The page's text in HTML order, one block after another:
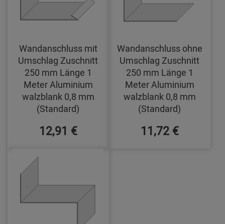
Wandanschluss mit
Umschlag Zuschnitt
250 mm Länge 1
Meter Aluminium
walzblank 0,8 mm
(Standard)
12,91 €
Wandanschluss ohne
Umschlag Zuschnitt
250 mm Länge 1
Meter Aluminium
walzblank 0,8 mm
(Standard)
11,72 €